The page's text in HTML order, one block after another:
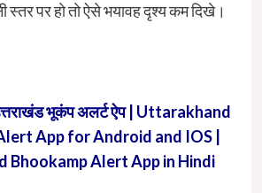
स्तर पर हो तो ऐसे भयावह दृश्य कम दिखे।
भूकंप अलर्ट ऐप | Uttarakhand
App for Android and IOS |
Bhookamp Alert App in Hindi